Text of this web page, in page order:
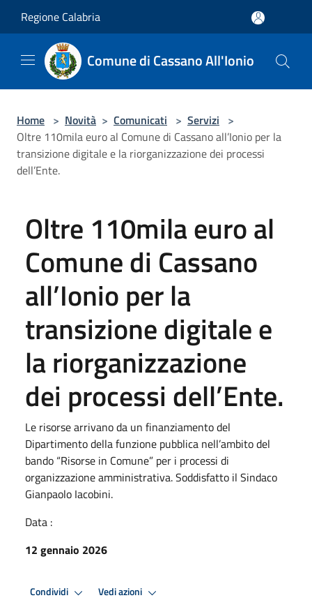
Regione Calabria
Comune di Cassano All'Ionio
Home > Novità > Comunicati > Servizi >
Oltre 110mila euro al Comune di Cassano all’Ionio per la
transizione digitale e la riorganizzazione dei processi
dell’Ente.
Oltre 110mila euro al
Comune di Cassano
all’Ionio per la
transizione digitale e
la riorganizzazione
dei processi dell’Ente.
Le risorse arrivano da un finanziamento del
Dipartimento della funzione pubblica nell’ambito del
bando “Risorse in Comune” per i processi di
organizzazione amministrativa. Soddisfatto il Sindaco
Gianpaolo Iacobini.
Data :
12 gennaio 2026
Condividi Vedi azioni